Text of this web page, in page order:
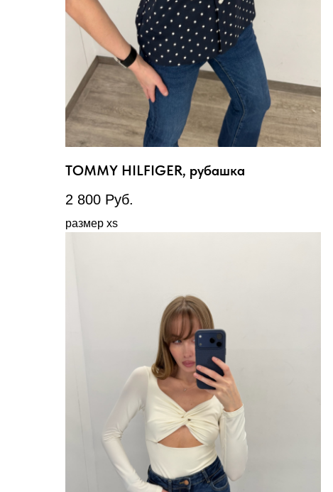
TOMMY HILFIGER, рубашка
2 800 Руб.
размер xs